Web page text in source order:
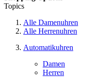
Topics
Alle Damenuhren
Alle Herrenuhren
Automatikuhren
Damen
Herren